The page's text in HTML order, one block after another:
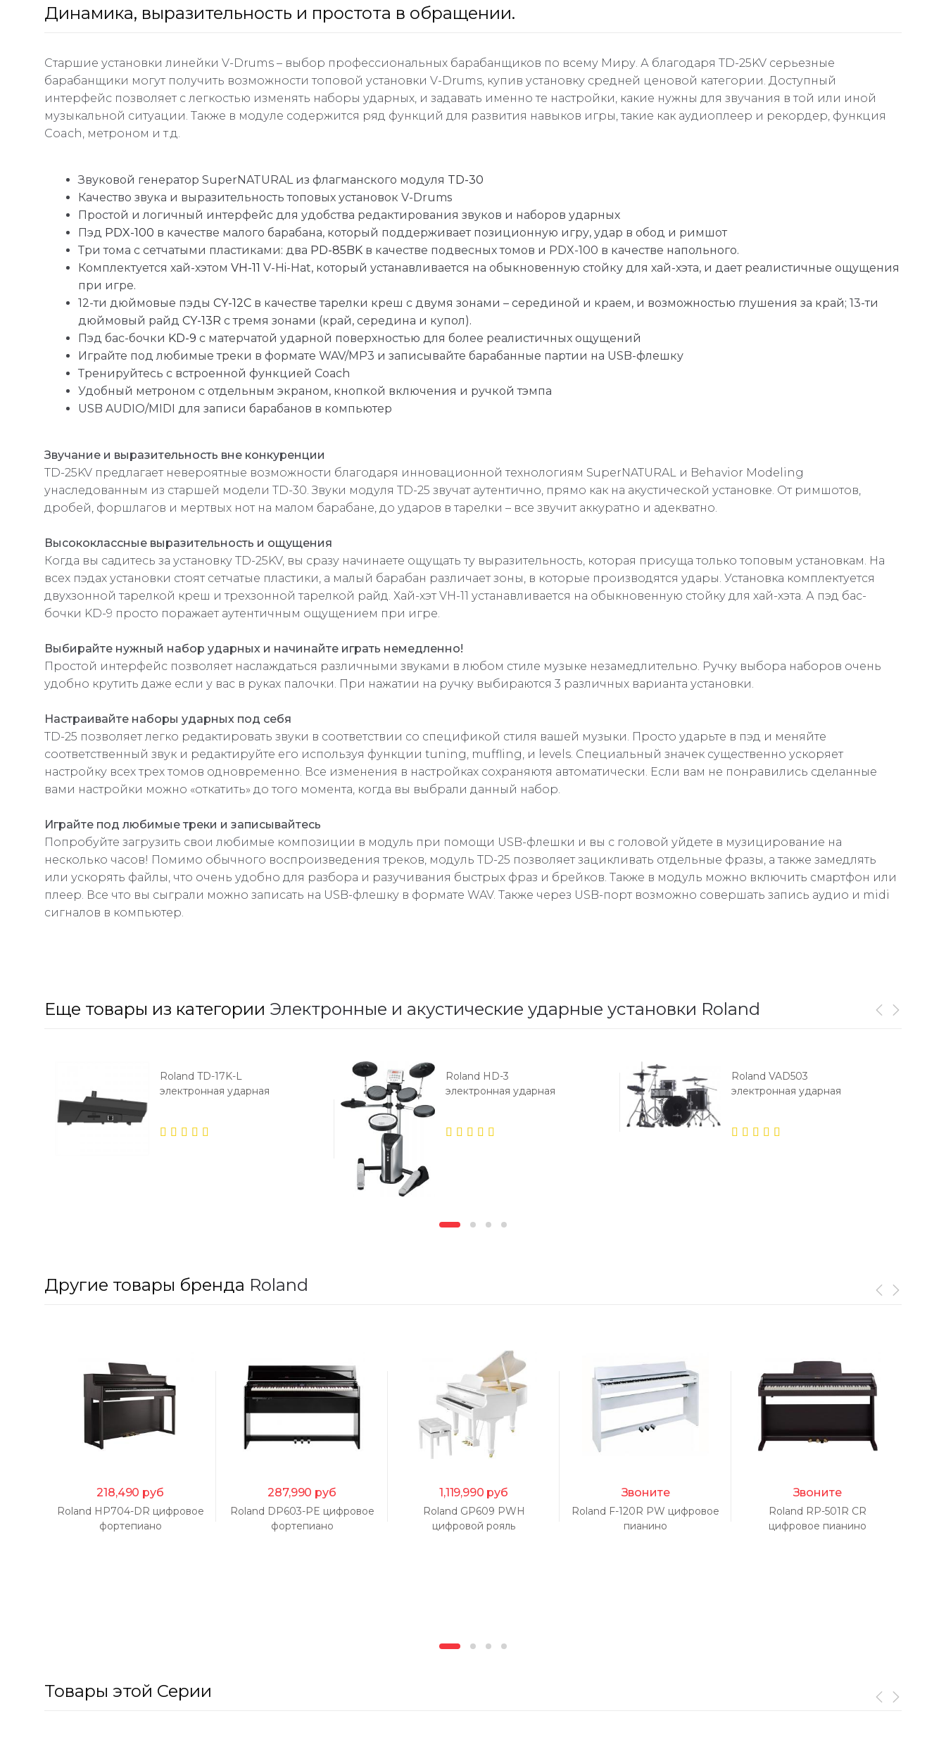
Динамика, выразительность и простота в обращении.
Старшие установки линейки V-Drums – выбор профессиональных барабанщиков по всему Миру. А благодаря TD-25KV серьезные
барабанщики могут получить возможности топовой установки V-Drums, купив установку средней ценовой категории. Доступный
интерфейс позволяет с легкостью изменять наборы ударных, и задавать именно те настройки, какие нужны для звучания в той или иной
музыкальной ситуации. Также в модуле содержится ряд функций для развития навыков игры, такие как аудиоплеер и рекордер, функция
Coach, метроном и т.д.
Звуковой генератор SuperNATURAL из флагманского модуля TD-30
Качество звука и выразительность топовых установок V-Drums
Простой и логичный интерфейс для удобства редактирования звуков и наборов ударных
Пэд PDX-100 в качестве малого барабана, который поддерживает позиционную игру, удар в обод и римшот
Три тома с сетчатыми пластиками: два PD-85BK в качестве подвесных томов и PDX-100 в качестве напольного.
Комплектуется хай-хэтом VH-11 V-Hi-Hat, который устанавливается на обыкновенную стойку для хай-хэта, и дает реалистичные ощущения
при игре.
12-ти дюймовые пэды CY-12C в качестве тарелки креш с двумя зонами – серединой и краем, и возможностью глушения за край; 13-ти
дюймовый райд CY-13R с тремя зонами (край, середина и купол).
Пэд бас-бочки KD-9 с матерчатой ударной поверхностью для более реалистичных ощущений
Играйте под любимые треки в формате WAV/MP3 и записывайте барабанные партии на USB-флешку
Тренируйтесь с встроенной функцией Coach
Удобный метроном с отдельным экраном, кнопкой включения и ручкой тэмпа
USB AUDIO/MIDI для записи барабанов в компьютер
Звучание и выразительность вне конкуренции
TD-25KV предлагает невероятные возможности благодаря инновационной технологиям SuperNATURAL и Behavior Modeling
унаследованным из старшей модели TD-30. Звуки модуля TD-25 звучат аутентично, прямо как на акустической установке. От римшотов,
дробей, форшлагов и мертвых нот на малом барабане, до ударов в тарелки – все звучит аккуратно и адекватно.
Высококлассные выразительность и ощущения
Когда вы садитесь за установку TD-25KV, вы сразу начинаете ощущать ту выразительность, которая присуща только топовым установкам. На
всех пэдах установки стоят сетчатые пластики, а малый барабан различает зоны, в которые производятся удары. Установка комплектуется
двухзонной тарелкой креш и трехзонной тарелкой райд. Хай-хэт VH-11 устанавливается на обыкновенную стойку для хай-хэта. А пэд бас-
бочки KD-9 просто поражает аутентичным ощущением при игре.
Выбирайте нужный набор ударных и начинайте играть немедленно!
Простой интерфейс позволяет наслаждаться различными звуками в любом стиле музыке незамедлительно. Ручку выбора наборов очень
удобно крутить даже если у вас в руках палочки. При нажатии на ручку выбираются 3 различных варианта установки.
Настраивайте наборы ударных под себя
TD-25 позволяет легко редактировать звуки в соответствии со спецификой стиля вашей музыки. Просто ударьте в пэд и меняйте
соответственный звук и редактируйте его используя функции tuning, muffling, и levels. Специальный значек существенно ускоряет
настройку всех трех томов одновременно. Все изменения в настройках сохраняютя автоматически. Если вам не понравились сделанные
вами настройки можно «откатить» до того момента, когда вы выбрали данный набор.
Играйте под любимые треки и записывайтесь
Попробуйте загрузить свои любимые композиции в модуль при помощи USB-флешки и вы с головой уйдете в музицирование на
несколько часов! Помимо обычного воспроизведения треков, модуль TD-25 позволяет зацикливать отдельные фразы, а также замедлять
или ускорять файлы, что очень удобно для разбора и разучивания быстрых фраз и брейков. Также в модуль можно включить смартфон или
плеер. Все что вы сыграли можно записать на USB-флешку в формате WAV. Также через USB-порт возможно совершать запись аудио и midi
сигналов в компьютер.
Еще товары из категории Электронные и акустические ударные установки Roland
Roland TD-17K-L
электронная ударная
Roland HD-3
электронная ударная
Roland VAD503
электронная ударная
Другие товары бренда Roland
218,490 руб
Roland HP704-DR цифровое
фортепиано
287,990 руб
Roland DP603-PE цифровое
фортепиано
1,119,990 руб
Roland GP609 PWH
цифровой рояль
Звоните
Roland F-120R PW цифровое
пианино
Звоните
Roland RP-501R CR
цифровое пианино
Товары этой Серии